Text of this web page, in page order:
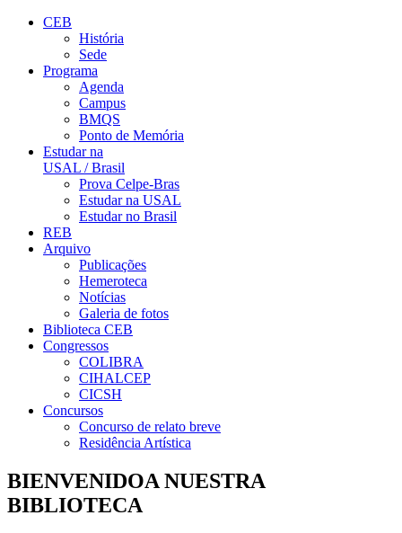
CEB
História
Sede
Programa
Agenda
Campus
BMQS
Ponto de Memória
Estudar na
USAL / Brasil
Prova Celpe-Bras
Estudar na USAL
Estudar no Brasil
REB
Arquivo
Publicações
Hemeroteca
Notícias
Galeria de fotos
Biblioteca CEB
Congressos
COLIBRA
CIHALCEP
CICSH
Concursos
Concurso de relato breve
Residência Artística
BIENVENIDOA NUESTRA
BIBLIOTECA